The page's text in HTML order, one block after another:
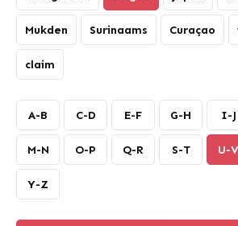
Mukden Surinaams Curaçao
claim
A-B C-D E-F G-H I-J
M-N O-P Q-R S-T U-V
Y-Z